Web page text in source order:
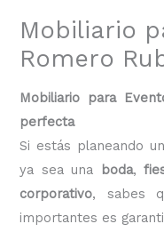
Mobiliario
Romero
Mobiliario para
perfecta
Si estás planeando
ya sea una
boda,
corporativo, sabes
importantes es